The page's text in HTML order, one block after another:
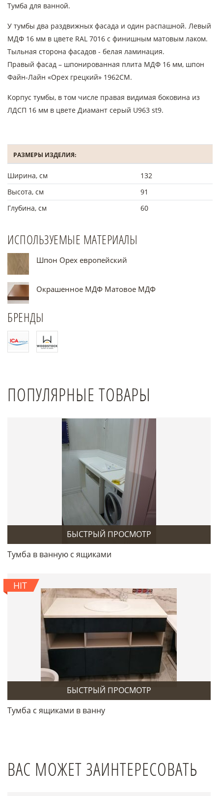
Тумба для ванной.
У тумбы два раздвижных фасада и один распашной. Левый
МДФ 16 мм в цвете RAL 7016 с финишным матовым лаком.
Тыльная сторона фасадов - белая ламинация.
Правый фасад – шпонированная плита МДФ 16 мм, шпон
Файн-Лайн «Орех грецкий» 1962CM.
Корпус тумбы, в том числе правая видимая боковина из
ЛДСП 16 мм в цвете Диамант серый U963 st9.
РАЗМЕРЫ ИЗДЕЛИЯ:
Ширина, см
132
Высота, см
91
Глубина, см
60
ИСПОЛЬЗУЕМЫЕ МАТЕРИАЛЫ
Шпон Орех европейский
Окрашенное МДФ Матовое МДФ
БРЕНДЫ
ПОПУЛЯРНЫЕ ТОВАРЫ
БЫСТРЫЙ ПРОСМОТР
Тумба в ванную с ящиками
БЫСТРЫЙ ПРОСМОТР
Тумба с ящиками в ванну
HIT
ВАС МОЖЕТ ЗАИНТЕРЕСОВАТЬ